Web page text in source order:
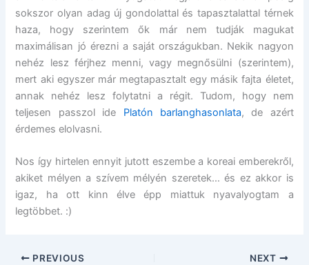
sokszor olyan adag új gondolattal és tapasztalattal térnek
haza, hogy szerintem ők már nem tudják magukat
maximálisan jó érezni a saját országukban. Nekik nagyon
nehéz lesz férjhez menni, vagy megnősülni (szerintem),
mert aki egyszer már megtapasztalt egy másik fajta életet,
annak nehéz lesz folytatni a régit. Tudom, hogy nem
teljesen passzol ide Platón barlanghasonlata, de azért
érdemes elolvasni.
Nos így hirtelen ennyit jutott eszembe a koreai emberekről,
akiket mélyen a szívem mélyén szeretek… és ez akkor is
igaz, ha ott kinn élve épp miattuk nyavalyogtam a
legtöbbet. :)
PREVIOUS NEXT